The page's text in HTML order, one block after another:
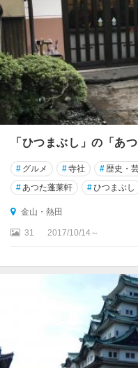
「ひつまぶし」の「あ
# グルメ #寺社 # 歴史・
# あつた蓬莱軒 #ひつまぶし
金山・熱田
31 2017/10/14～